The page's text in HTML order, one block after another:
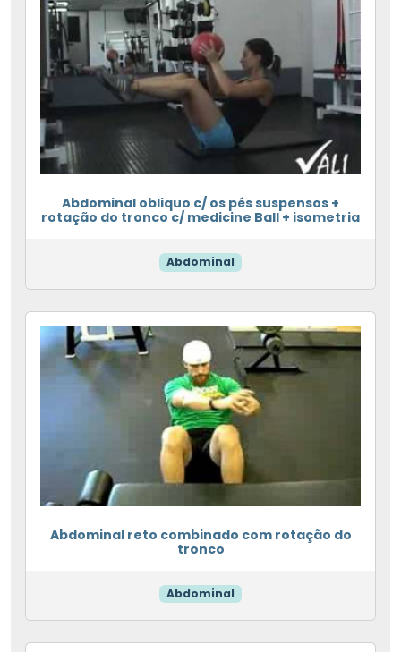
Abdominal obliquo c/ os pés suspensos +
rotação do tronco c/ medicine Ball + isometria
Abdominal
Abdominal reto combinado com rotação do
tronco
Abdominal